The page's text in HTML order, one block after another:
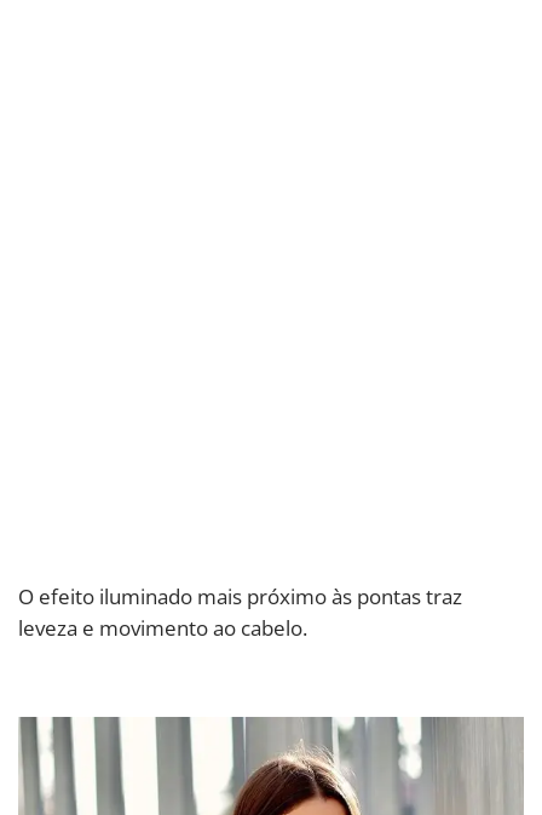
O efeito iluminado mais próximo às pontas traz
leveza e movimento ao cabelo.